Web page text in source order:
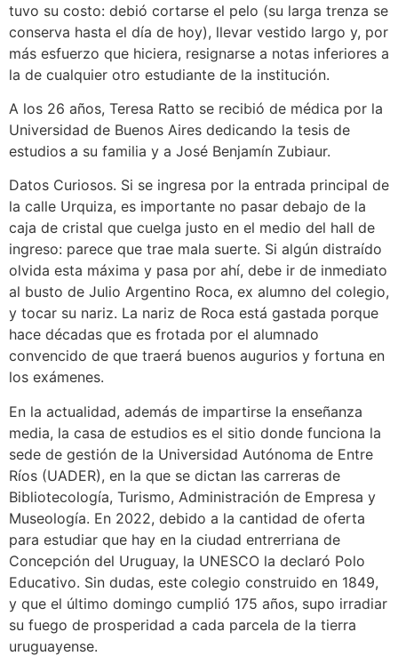
tuvo su costo: debió cortarse el pelo (su larga trenza se
conserva hasta el día de hoy), llevar vestido largo y, por
más esfuerzo que hiciera, resignarse a notas inferiores a
la de cualquier otro estudiante de la institución.
A los 26 años, Teresa Ratto se recibió de médica por la
Universidad de Buenos Aires dedicando la tesis de
estudios a su familia y a José Benjamín Zubiaur.
Datos Curiosos. Si se ingresa por la entrada principal de
la calle Urquiza, es importante no pasar debajo de la
caja de cristal que cuelga justo en el medio del hall de
ingreso: parece que trae mala suerte. Si algún distraído
olvida esta máxima y pasa por ahí, debe ir de inmediato
al busto de Julio Argentino Roca, ex alumno del colegio,
y tocar su nariz. La nariz de Roca está gastada porque
hace décadas que es frotada por el alumnado
convencido de que traerá buenos augurios y fortuna en
los exámenes.
En la actualidad, además de impartirse la enseñanza
media, la casa de estudios es el sitio donde funciona la
sede de gestión de la Universidad Autónoma de Entre
Ríos (UADER), en la que se dictan las carreras de
Bibliotecología, Turismo, Administración de Empresa y
Museología. En 2022, debido a la cantidad de oferta
para estudiar que hay en la ciudad entrerriana de
Concepción del Uruguay, la UNESCO la declaró Polo
Educativo. Sin dudas, este colegio construido en 1849,
y que el último domingo cumplió 175 años, supo irradiar
su fuego de prosperidad a cada parcela de la tierra
uruguayense.